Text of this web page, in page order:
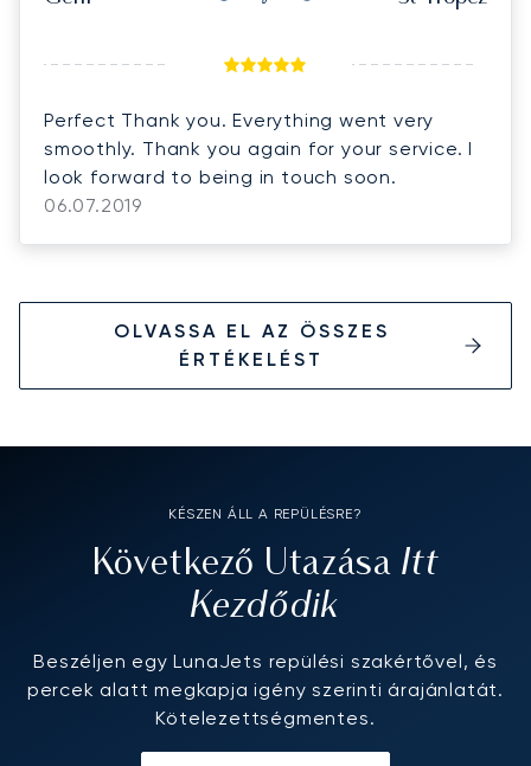
Perfect Thank you. Everything went very
smoothly. Thank you again for your service. I
look forward to being in touch soon.
06.07.2019
OLVASSA EL AZ ÖSSZES
ÉRTÉKELÉST
KÉSZEN ÁLL A REPÜLÉSRE?
Következő Utazása Itt
Kezdődik
Beszéljen egy LunaJets repülési szakértővel, és
percek alatt megkapja igény szerinti árajánlatát.
Kötelezettségmentes.